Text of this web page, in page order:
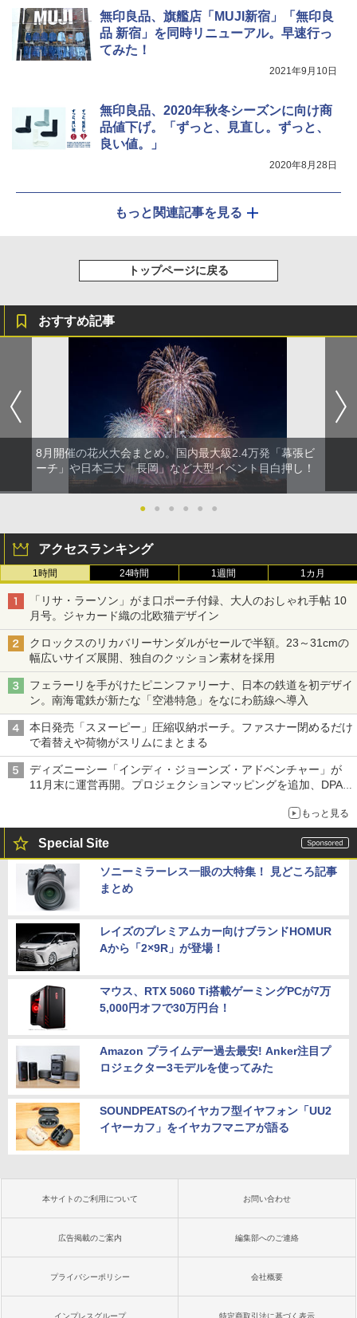
￥10,990
￥1,180
無印良品、旗艦店「MUJI新宿」「無印良
品 新宿」を同時リニューアル。早速行っ
てみた！
2021年9月10日
無印良品、2020年秋冬シーズンに向け商
品値下げ。「ずっと、見直し。ずっと、
良い値。」
2020年8月28日
もっと関連記事を見る
トップページに戻る
おすすめ記事
8月開催の花火大会まとめ。国内最大級2.4万発「幕張ビ
ーチ」や日本三大「長岡」など大型イベント目白押し！
● ● ● ● ● ●
アクセスランキング
1時間 24時間 1週間 1カ月
「リサ・ラーソン」がま口ポーチ付録、大人のおしゃれ手帖 10
月号。ジャカード織の北欧猫デザイン
クロックスのリカバリーサンダルがセールで半額。23～31cmの
幅広いサイズ展開、独自のクッション素材を採用
フェラーリを手がけたピニンファリーナ、日本の鉄道を初デザイ
ン。南海電鉄が新たな「空港特急」をなにわ筋線へ導入
本日発売「スヌーピー」圧縮収納ポーチ。ファスナー閉めるだけ
で着替えや荷物がスリムにまとまる
ディズニーシー「インディ・ジョーンズ・アドベンチャー」が
11月末に運営再開。プロジェクションマッピングを追加、DPA
もっと見る
Special Site
ソニーミラーレス一眼の大特集！ 見どころ記事
まとめ
レイズのプレミアムカー向けブランドHOMUR
Aから「2×9R」が登場！
マウス、RTX 5060 Ti搭載ゲーミングPCが7万
5,000円オフで30万円台！
Amazon プライムデー過去最安! Anker注目プ
ロジェクター3モデルを使ってみた
SOUNDPEATSのイヤカフ型イヤフォン「UU2
イヤーカフ」をイヤカフマニアが語る
本サイトのご利用について お問い合わせ
広告掲載のご案内 編集部へのご連絡
プライバシーポリシー 会社概要
インプレスグループ 特定商取引法に基づく表示